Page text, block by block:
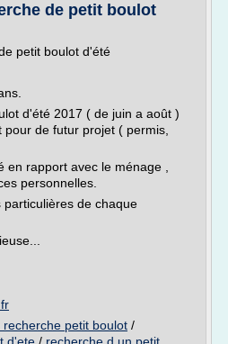
de petit boulot
petit boulot d'été
d'été 2017 ( de juin a août )
de futur projet ( permis,
en rapport avec le ménage ,
personnelles.
de chaque
recherche petit boulot /